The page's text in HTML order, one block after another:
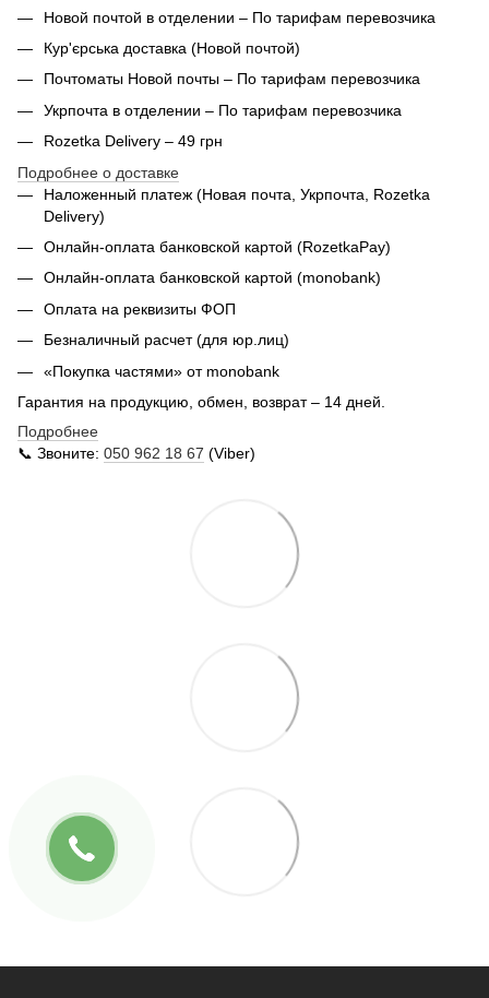
Новой почтой в отделении – По тарифам перевозчика
Кур'єрська доставка (Новой почтой)
Почтоматы Новой почты – По тарифам перевозчика
Укрпочта в отделении – По тарифам перевозчика
Rozetka Delivery – 49 грн
Подробнее о доставке
Наложенный платеж (Новая почта, Укрпочта, Rozetka
Delivery)
Онлайн-оплата банковской картой (RozetkaPay)
Онлайн-оплата банковской картой (monobank)
Оплата на реквизиты ФОП
Безналичный расчет (для юр.лиц)
«Покупка частями» от monobank
Гарантия на продукцию, обмен, возврат – 14 дней.
Подробнее
📞 Звоните: 050 962 18 67 (Viber)